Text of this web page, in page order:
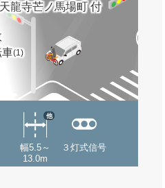
龍寺芒ノ馬場町 付
車(1)
幅5.5～
13.0m
他
３灯式信号